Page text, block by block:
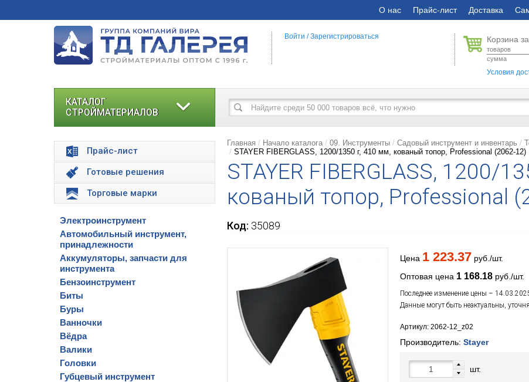
О нас Прайс-лист Доставка
Корзина
товаров
сумма
Условия
Войти /Зарегистрироваться
КАТАЛОГ
СТРОЙМАТЕРИАЛОВ
Прайс-лист
Готовые решения
Торговые марки
Электроинструмент
Автомобильный инструмент,
принадлежности
Аккумуляторы, запчасти для
инструмента
Бензоинструмент
Биты
Буры
Ванночки
Вёдра
Валики
Головки
Губцевый инструмент
Главная Начало каталога 09. Инструменты Садовый инструмент и инвентарь
STAYER FIBERGLASS, 1200/1350 г, 410 мм, кованый топор, Professional (2062-12)
STAYER FIBERGLASS, 1200/
кованый топор, Professional
Код: 35089
Цена 1 223.37 руб./шт.
Оптовая цена 1 168.18руб./шт.
Последнее изменение цены –
Данные могут быть неактуальны,
Артикул: 2062-12_z02
Производитель: Stayer
шт.